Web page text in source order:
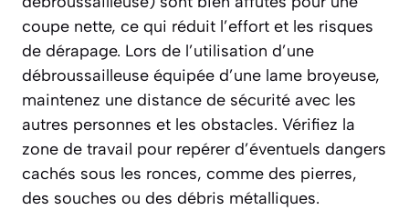
coupe nette, ce qui réduit l’effort et les risques
de dérapage. Lors de l’utilisation d’une
débroussailleuse équipée d’une lame broyeuse,
maintenez une distance de sécurité avec les
autres personnes et les obstacles. Vérifiez la
zone de travail pour repérer d’éventuels dangers
cachés sous les ronces, comme des pierres,
des souches ou des débris métalliques.